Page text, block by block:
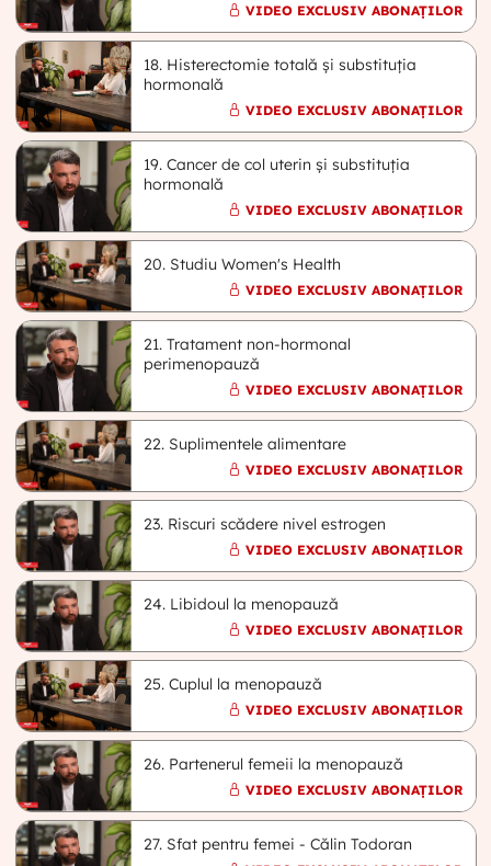
VIDEO EXCLUSIV ABONAȚILOR
18. Histerectomie totală și substituția
hormonală
VIDEO EXCLUSIV ABONAȚILOR
19. Cancer de col uterin și substituția
hormonală
VIDEO EXCLUSIV ABONAȚILOR
20. Studiu Women's Health
VIDEO EXCLUSIV ABONAȚILOR
21. Tratament non-hormonal
perimenopauză
VIDEO EXCLUSIV ABONAȚILOR
22. Suplimentele alimentare
VIDEO EXCLUSIV ABONAȚILOR
23. Riscuri scădere nivel estrogen
VIDEO EXCLUSIV ABONAȚILOR
24. Libidoul la menopauză
VIDEO EXCLUSIV ABONAȚILOR
25. Cuplul la menopauză
VIDEO EXCLUSIV ABONAȚILOR
26. Partenerul femeii la menopauză
VIDEO EXCLUSIV ABONAȚILOR
27. Sfat pentru femei - Călin Todoran